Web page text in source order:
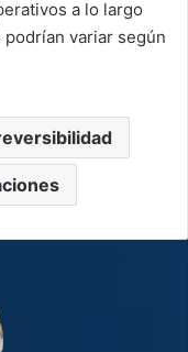
a lo largo
variar según